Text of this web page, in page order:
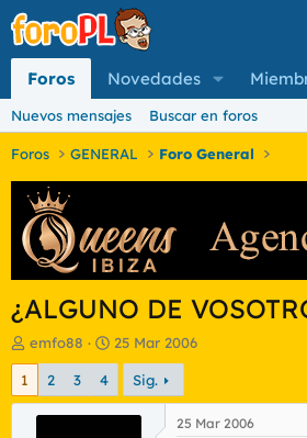
Foros Novedades
Nuevos mensajes Buscar en foros
Foros GENERAL Foro General
¿ALGUNO DE
I
n
c
emfo88
F
e
h
a
25 Mar 2006
1 2 3 4 Sig.
25 Mar 2006